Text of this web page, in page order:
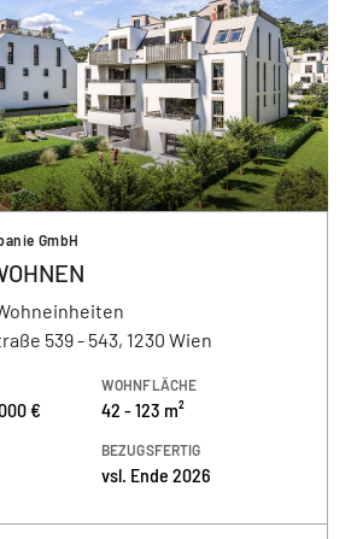
GmbH
539 - 543, 1230 Wien
€
WOHNFLÄCHE
42 - 123 m²
BEZUGSFERTIG
vsl. Ende 2026